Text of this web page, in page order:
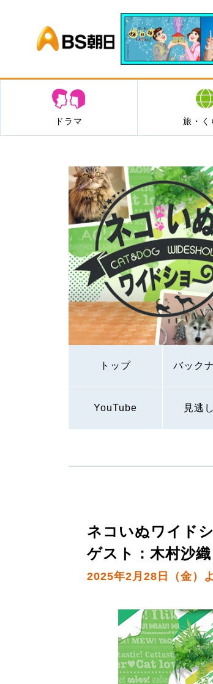
BS朝日
ドラマ 旅・く
トップ バック
YouTube 見逃
ネコいぬワイド
ゲスト：木村沙織
2025年2月28日（金）